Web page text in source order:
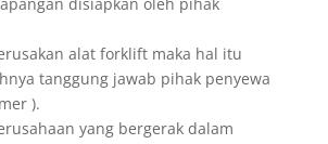
alat forklift maka hal itu
tanggung jawab pihak penyewa
).
yang bergerak dalam